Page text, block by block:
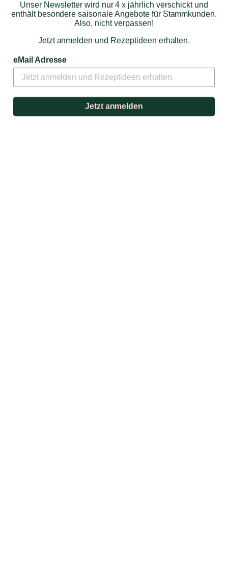
Château Saint Maur
Unser Newsletter wird nur 4 x jährlich verschickt und
enthält besondere saisonale Angebote für Stammkunden.
Also, nicht verpassen!
Jetzt anmelden und Rezeptideen erhalten.
eMail Adresse
Jetzt anmelden